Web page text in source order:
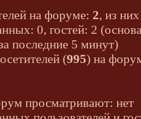
на форуме: 2, из них
0, гостей: 2
последние 5 минут)
(995) на
просматривают: нет